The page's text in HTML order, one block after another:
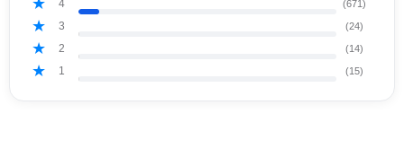
4 (671)
3 (24)
2 (14)
1 (15)